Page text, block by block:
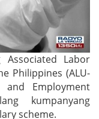
Labor
Philippines (ALU-
Employment
kumpanyang
scheme.